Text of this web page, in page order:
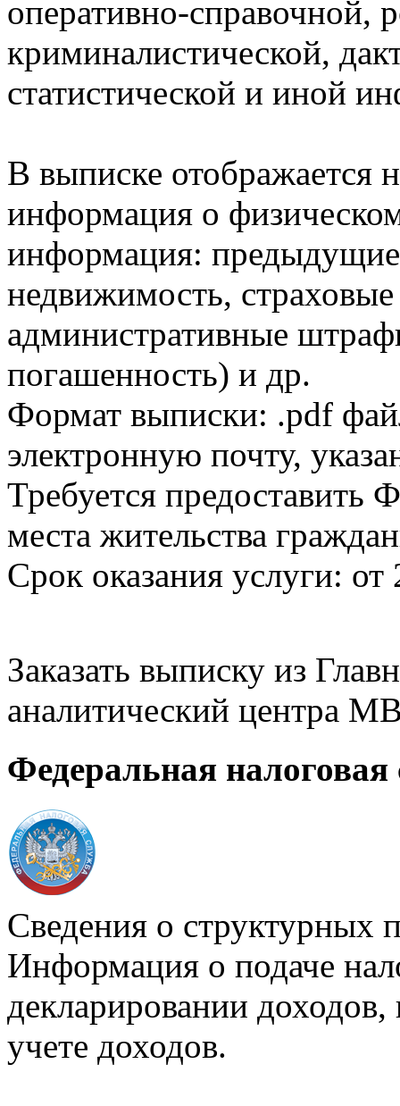
оперативно-справочной,
криминалистической,
статистической и иной
В выписке отображается
информация о
информация:
недвижимость,
административные
погашенность) и др.
Формат выписки: .pdf
электронную почту,
Требуется
места жительства
Срок оказания услуги: от
Заказать выписку из
аналитический центра
Федеральная налоговая
Сведения о структурных
Информация о подаче
декларировании доходов,
учете доходов.